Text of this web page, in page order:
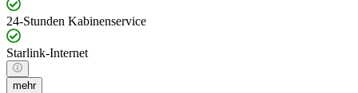
24-Stunden Kabinenservice
Starlink-Internet
mehr